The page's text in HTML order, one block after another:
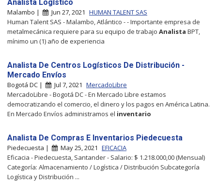
Analista Logístico
Malambo | Jun 27, 2021 HUMAN TALENT SAS
Human Talent SAS - Malambo, Atlántico - - Importante empresa de
metalmecánica requiere para su equipo de trabajo Analista BPT,
mínimo un (1) año de experiencia
Analista De Centros Logísticos De Distribución -
Mercado Envíos
Bogotá DC | Jul 7, 2021 MercadoLibre
MercadoLibre - Bogotá DC - En Mercado Libre estamos
democratizando el comercio, el dinero y los pagos en América Latina.
En Mercado Envíos administramos el inventario
Analista De Compras E Inventarios Piedecuesta
Piedecuesta | May 25, 2021 EFICACIA
Eficacia - Piedecuesta, Santander - Salario: $ 1.218.000,00 (Mensual)
Categoría: Almacenamiento / Logística / Distribución Subcategoría
Logística y Distribución ...